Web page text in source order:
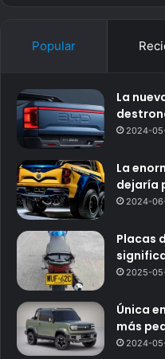
Popular
La
2024-
La
dejaría
2024-
Placas
2025-
Única
más
2024-